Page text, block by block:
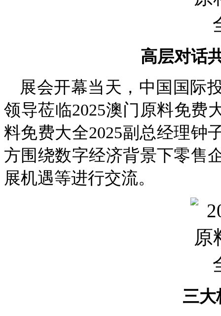
高层对话
展会开幕当天，中国国际
领导莅临2025澳门原料免费
料免费大全2025副总经理钟
方围绕数字经济背景下零售
展机遇等进行交流。
三大